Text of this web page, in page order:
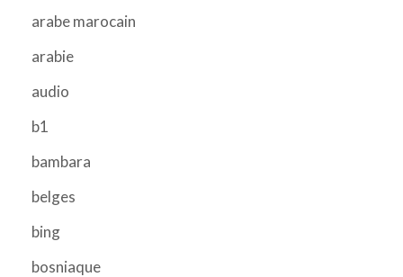
arabe marocain
arabie
audio
b1
bambara
belges
bing
bosniaque